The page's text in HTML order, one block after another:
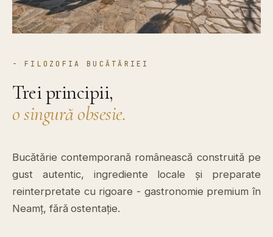
- FILOZOFIA BUCĂTĂRIEI
Trei principii,
o singură obsesie.
Bucătărie contemporană românească construită pe
gust autentic, ingrediente locale și preparate
reinterpretate cu rigoare - gastronomie premium în
Neamț, fără ostentație.